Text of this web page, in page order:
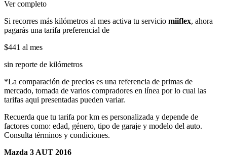
Ver completo
Si recorres más kilómetros al mes activa tu servicio miiflex, ahora
pagarás una tarifa preferencial de
$441 al mes
sin reporte de kilómetros
*La comparación de precios es una referencia de primas de
mercado, tomada de varios compradores en línea por lo cual las
tarifas aqui presentadas pueden variar.
Recuerda que tu tarifa por km es personalizada y depende de
factores como: edad, género, tipo de garaje y modelo del auto.
Consulta términos y condiciones.
Mazda 3 AUT 2016